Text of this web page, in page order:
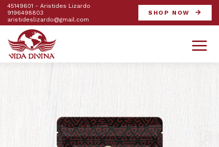
45149601 - Aristides Lizardo
9196498803
aristideslizardo@gmail.com
SHOP NOW